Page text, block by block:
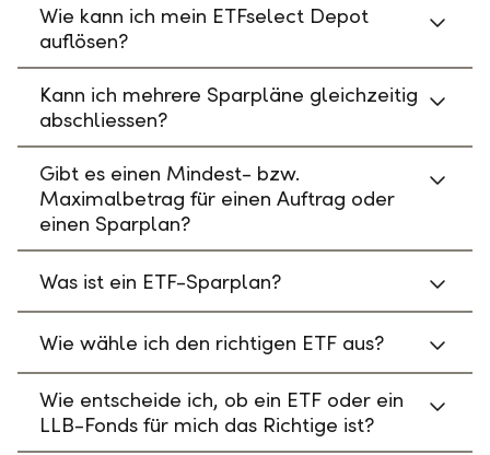
Wie kann ich mein ETFselect Depot
auflösen?
Kann ich mehrere Sparpläne gleichzeitig
abschliessen?
Gibt es einen Mindest- bzw.
Maximalbetrag für einen Auftrag oder
einen Sparplan?
Was ist ein ETF-Sparplan?
Wie wähle ich den richtigen ETF aus?
Wie entscheide ich, ob ein ETF oder ein
LLB-Fonds für mich das Richtige ist?